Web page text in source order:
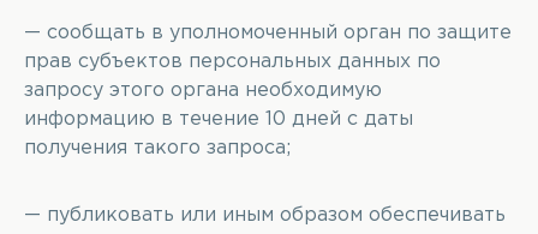
— сообщать в уполномоченный орган по защите
прав субъектов персональных данных по
запросу этого органа необходимую
информацию в течение 10 дней с даты
получения такого запроса;
— публиковать или иным образом обеспечивать